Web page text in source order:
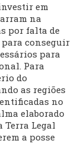
em
na
por falta de
conseguir
para
Para
do
as regiões
no
elaborado
Terra Legal
a posse